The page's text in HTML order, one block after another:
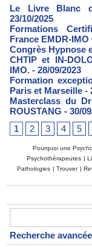
Recherche avancée
Le Livre Blanc
23/10/2025
Formations
France EMDR-IMO
Congrès Hypnose
CHTIP et IN-
IMO. - 28/09/2023
Formation
Paris et Marseille -
Masterclass du
ROUSTANG - 30/
1
2 3 4 5
Pourquoi une
Psychothérapeutes |
Pathologies | Trouver |